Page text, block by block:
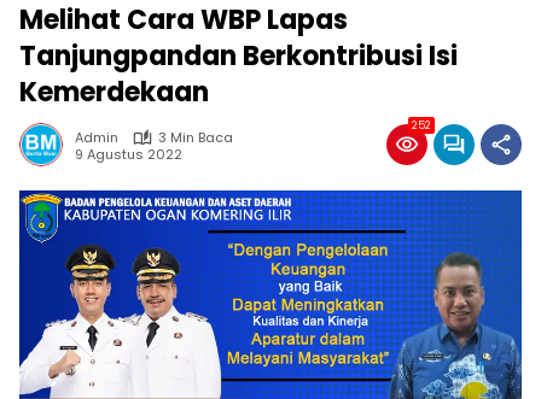
Melihat Cara WBP Lapas
Tanjungpandan Berkontribusi Isi
Kemerdekaan
Admin
3 Min Baca
9 Agustus 2022
252